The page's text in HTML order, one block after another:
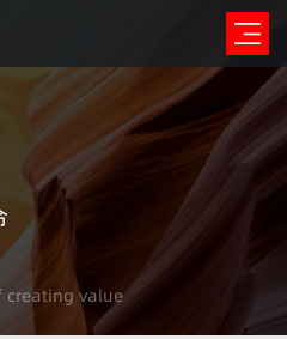
creating value